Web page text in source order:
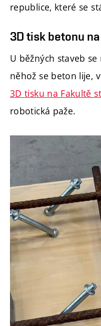
republice, které se
3D tisk betonu
U běžných staveb
něhož se beton lije, v
3D tisku na Fakultě
robotická paže.